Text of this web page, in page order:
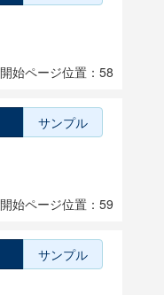
開始ページ位置：58
サンプル
開始ページ位置：59
サンプル